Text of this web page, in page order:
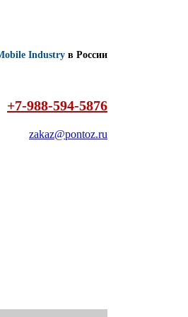
Industry в России
+7-988-594-5876
zakaz@pontoz.ru